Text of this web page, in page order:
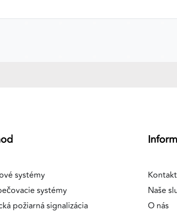
systémy
systémy
požiarná signalizácia
Kontakt
Naše
O nás